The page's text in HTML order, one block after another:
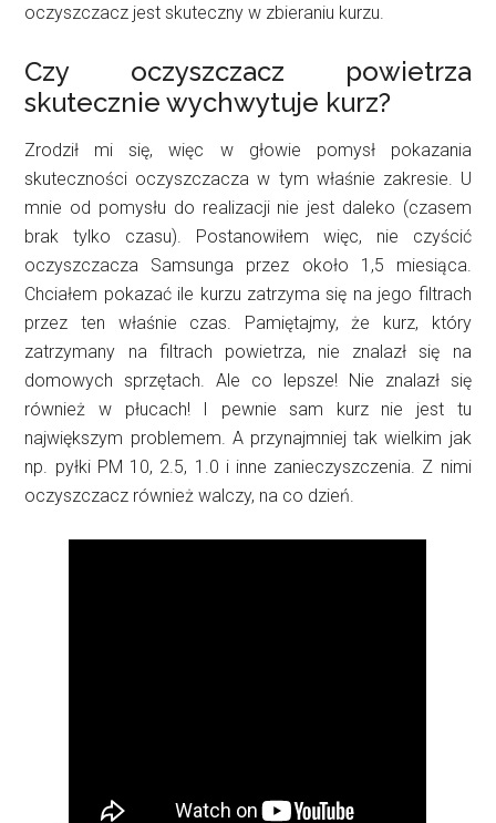
oczyszczacz jest skuteczny w zbieraniu kurzu.
Czy oczyszczacz powietrza
skutecznie wychwytuje kurz?
Zrodził mi się, więc w głowie pomysł pokazania
skuteczności oczyszczacza w tym właśnie zakresie. U
mnie od pomysłu do realizacji nie jest daleko (czasem
brak tylko czasu). Postanowiłem więc, nie czyścić
oczyszczacza Samsunga przez około 1,5 miesiąca.
Chciałem pokazać ile kurzu zatrzyma się na jego filtrach
przez ten właśnie czas. Pamiętajmy, że kurz, który
zatrzymany na filtrach powietrza, nie znalazł się na
domowych sprzętach. Ale co lepsze! Nie znalazł się
również w płucach! I pewnie sam kurz nie jest tu
największym problemem. A przynajmniej tak wielkim jak
np. pyłki PM 10, 2.5, 1.0 i inne zanieczyszczenia. Z nimi
oczyszczacz również walczy, na co dzień.